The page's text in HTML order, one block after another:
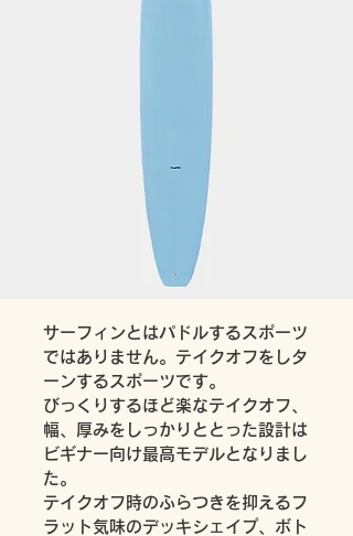
サーフィンとはパドルするスポーツ
ではありません。テイクオフをしタ
ーンするスポーツです。
びっくりするほど楽なテイクオフ、
幅、厚みをしっかりととった設計は
ビギナー向け最高モデルとなりまし
た。
テイクオフ時のふらつきを抑えるフ
ラット気味のデッキシェイプ、ボト